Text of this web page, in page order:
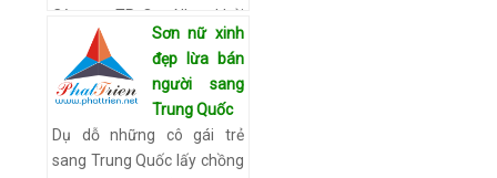
Công an TP. Quy Nhơn khởi
tố về tội Làm nhục người
khác khi được cho là đã lấy
từ trong túi xách một chiếc
quần dài, quàng … Xem chi
tiết
Sơn nữ xinh
đẹp lừa bán
người sang
Trung Quốc
Dụ dỗ những cô gái trẻ
sang Trung Quốc lấy chồng